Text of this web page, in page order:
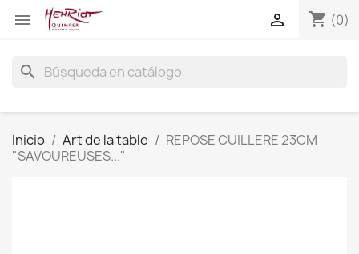
 shopping_cart (0)

search
Inicio Art de la table
REPOSE CUILLERE 23CM
"SAVOUREUSES..."